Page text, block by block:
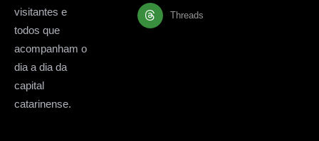
visitantes e
todos que
acompanham o
dia a dia da
capital
catarinense.
Threads